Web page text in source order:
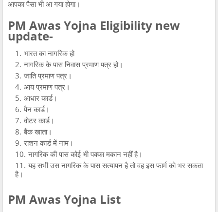
आपका पैसा भी आ गया होगा।
PM Awas Yojna Eligibility new
update-
भारत का नागरिक हो
नागरिक के पास निवास प्रमाण पत्र हो।
जाति प्रमाण पत्र।
आय प्रमाण पत्र।
आधार कार्ड।
पैन कार्ड।
वोटर कार्ड।
बैंक खाता।
राशन कार्ड में नाम।
नागरिक की पास कोई भी पक्का मकान नहीं है।
यह सभी उस नागरिक के पास सत्यापन है तो वह इस फार्म को भर सकता
है।
PM Awas Yojna List